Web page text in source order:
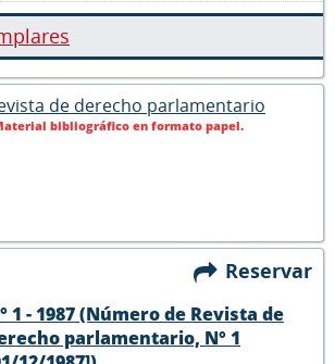
de derecho parlamentario
bibliográfico en formato papel.
Reservar
1 - 1987 (Número de Revista de
parlamentario, N° 1